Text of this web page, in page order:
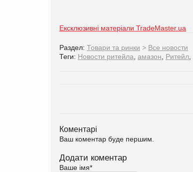
Ексклюзивні матеріали TradeMaster.ua
Раздел: Товари та ринки > Все новости
Теги: Новости ритейла амазон Ритейл
Коментарі
Ваш коментар буде першим.
Додати коментар
Ваше імя*